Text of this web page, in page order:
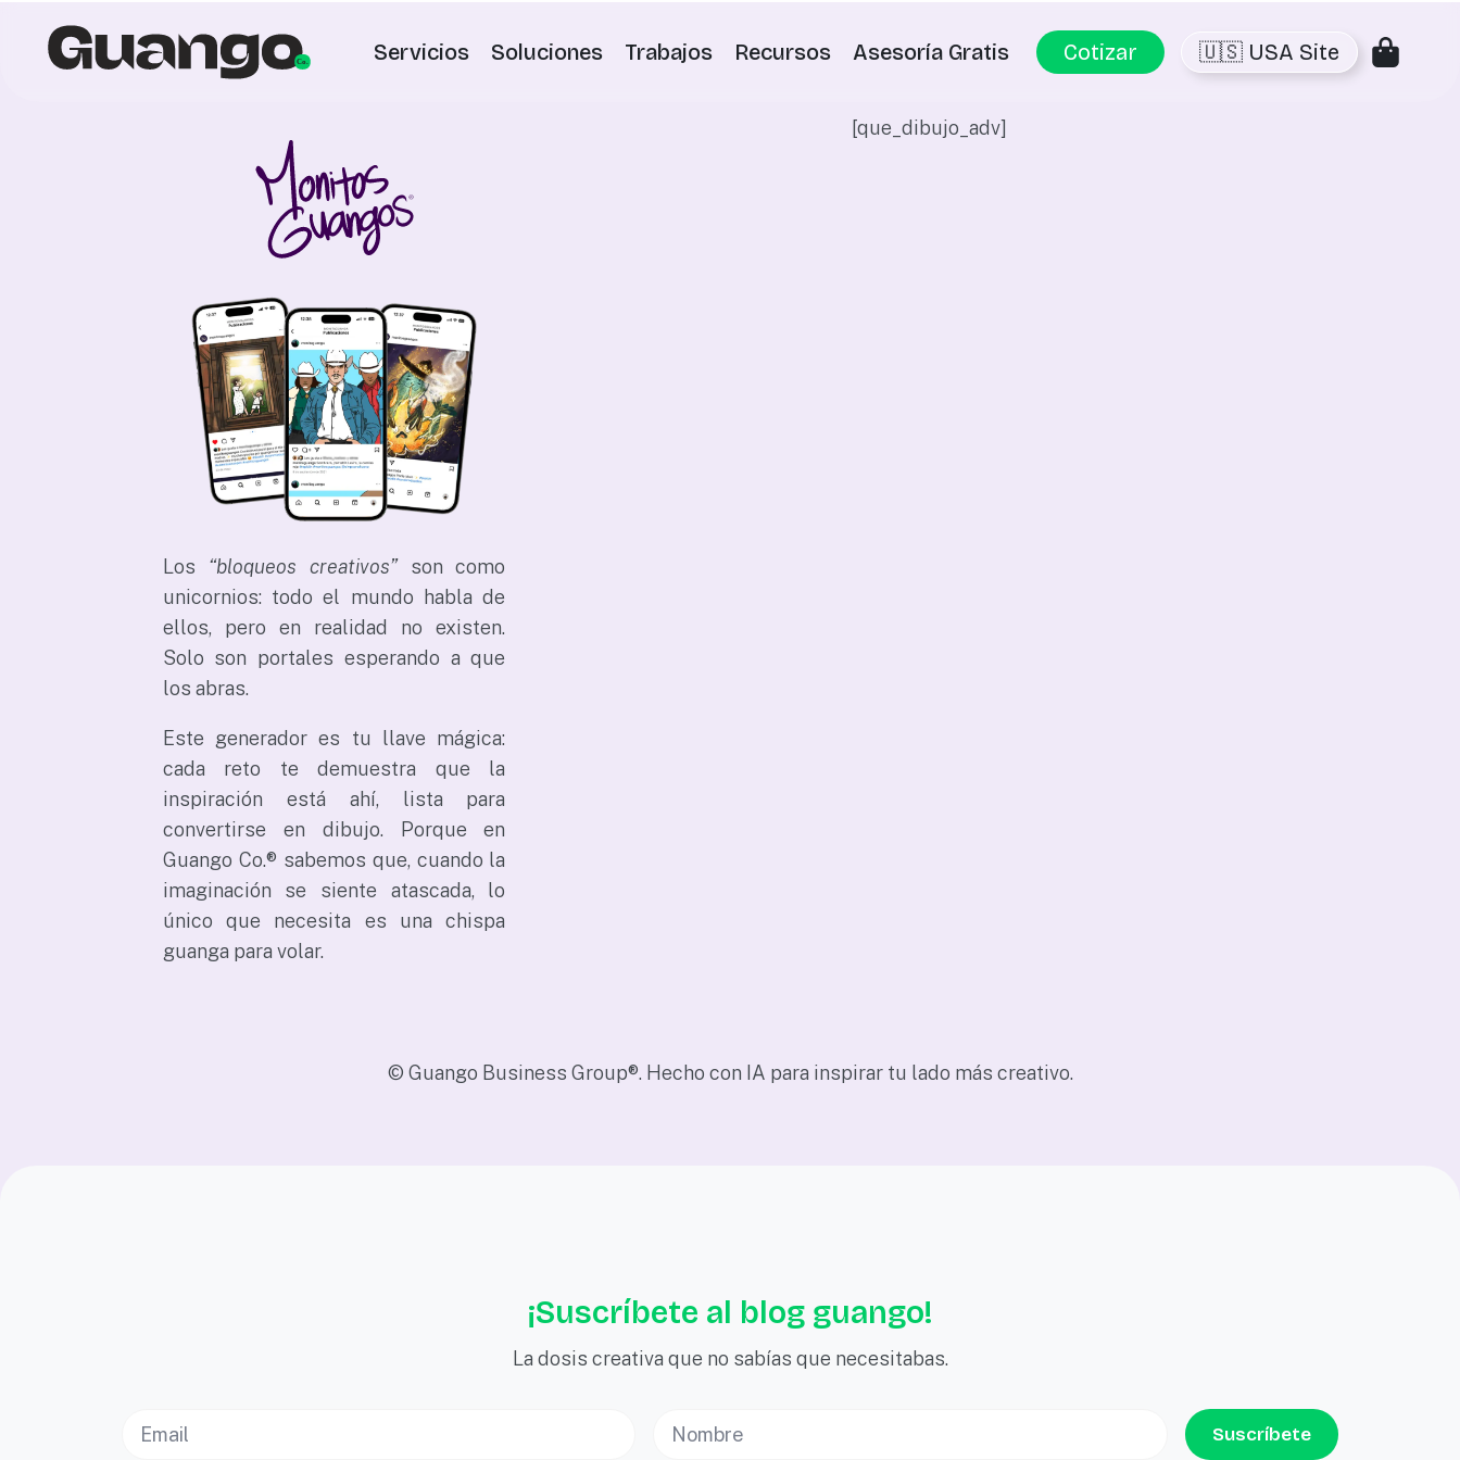
Servicios Soluciones Trabajos Recursos Asesoría Gratis Cotizar 🇺🇸 USA Site
Los “bloqueos creativos”son como
unicornios: todo el mundo habla de
ellos, pero en realidad no existen.
Solo son portales esperando a que
los abras.
Este generador es tu llave mágica:
cada reto te demuestra que la
inspiración está ahí, lista para
convertirse en dibujo. Porque en
Guango Co.® sabemos que, cuando la
imaginación se siente atascada, lo
único que necesita es una chispa
guanga para volar.
[que_dibujo_adv]
© Guango Business Group®. Hecho con IA para inspirar tu lado más creativo.
¡Suscríbete al blog guango!
La dosis creativa que no sabías que necesitabas.
Suscríbete